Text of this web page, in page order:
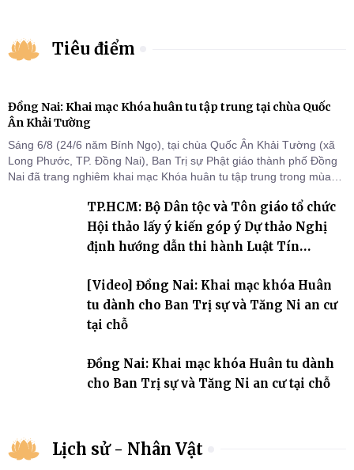
Tiêu điểm
Đồng Nai: Khai mạc Khóa huân tu tập trung tại chùa Quốc
Ân Khải Tường
Sáng 6/8 (24/6 năm Bính Ngọ), tại chùa Quốc Ân Khải Tường (xã
Long Phước, TP. Đồng Nai), Ban Trị sự Phật giáo thành phố Đồng
Nai đã trang nghiêm khai mạc Khóa huân tu tập trung trong mùa
chỗ khu vực VII, VIII và trường hạ chùa Quốc Ân Khải Tường.
TP.HCM: Bộ Dân tộc và Tôn giáo tổ chức
Hội thảo lấy ý kiến góp ý Dự thảo Nghị
định hướng dẫn thi hành Luật Tín
[Video] Đồng Nai: Khai mạc khóa Huân
tu dành cho Ban Trị sự và Tăng Ni an cư
tại chỗ
Đồng Nai: Khai mạc khóa Huân tu dành
cho Ban Trị sự và Tăng Ni an cư tại chỗ
Lịch sử - Nhân Vật